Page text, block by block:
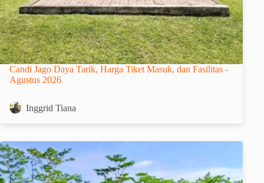
Candi Jago Daya Tarik, Harga Tiket Masuk, dan Fasilitas -
Agustus 2026
Inggrid Tiana